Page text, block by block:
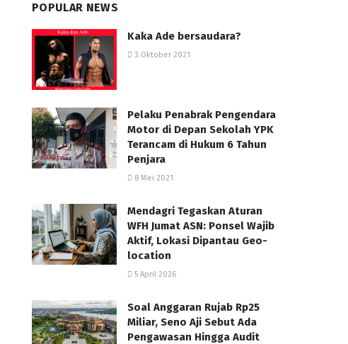
POPULAR NEWS
Kaka Ade bersaudara?
3 Oktober 2021
Pelaku Penabrak Pengendara
Motor di Depan Sekolah YPK
Terancam di Hukum 6 Tahun
Penjara
8 Mei 2021
Mendagri Tegaskan Aturan
WFH Jumat ASN: Ponsel Wajib
Aktif, Lokasi Dipantau Geo-
location
5 April 2026
Soal Anggaran Rujab Rp25
Miliar, Seno Aji Sebut Ada
Pengawasan Hingga Audit